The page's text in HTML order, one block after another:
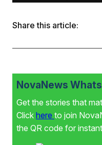
Wes-Kaap aangebied.
Share this article:
NovaNews
Get the stories that
Click here to join
the QR code for